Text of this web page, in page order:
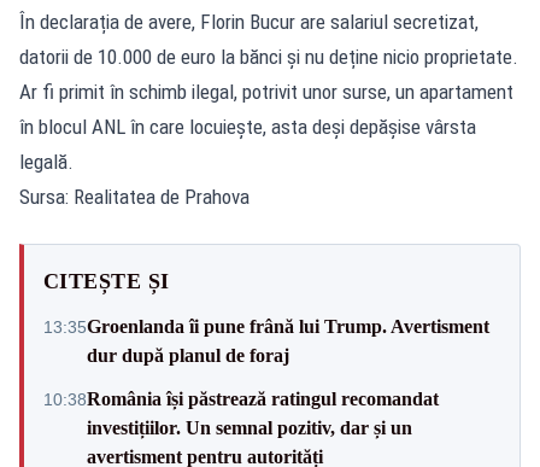
În declarația de avere, Florin Bucur are salariul secretizat,
datorii de 10.000 de euro la bănci și nu deține nicio proprietate.
Ar fi primit în schimb ilegal, potrivit unor surse, un apartament
în blocul ANL în care locuiește, asta deși depășise vârsta
legală.
Sursa: Realitatea de Prahova
CITEȘTE ȘI
13:35Groenlanda îi pune frână lui Trump. Avertisment
dur după planul de foraj
10:38România își păstrează ratingul recomandat
investițiilor. Un semnal pozitiv, dar și un
avertisment pentru autorități